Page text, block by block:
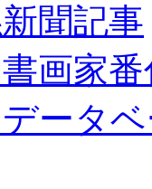
聞記事
画家
ータ